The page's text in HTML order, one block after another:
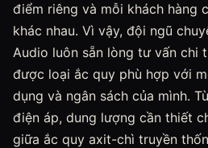
điểm riêng và mỗi khách hàng
khác nhau. Vì vậy, đội ngũ
Audio luôn sẵn lòng tư vấn chi
được loại ắc quy phù hợp với
dụng và ngân sách của mình.
điện áp, dung lượng cần thiết
giữa ắc quy axit-chì truyền